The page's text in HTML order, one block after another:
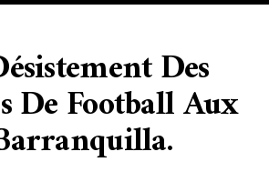
Des
De Football Aux